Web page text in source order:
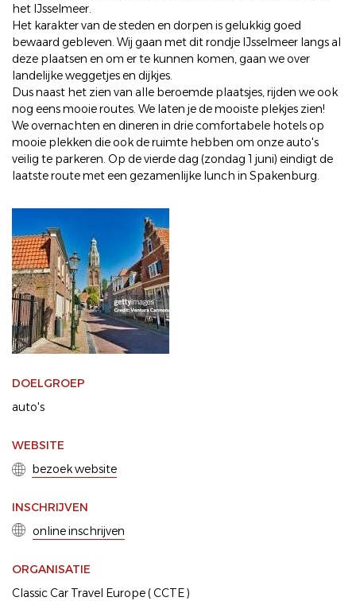
het IJsselmeer.
Het karakter van de steden en dorpen is gelukkig goed
bewaard gebleven. Wij gaan met dit rondje IJsselmeer langs al
deze plaatsen en om er te kunnen komen, gaan we over
landelijke weggetjes en dijkjes.
Dus naast het zien van alle beroemde plaatsjes, rijden we ook
nog eens mooie routes. We laten je de mooiste plekjes zien!
We overnachten en dineren in drie comfortabele hotels op
mooie plekken die ook de ruimte hebben om onze auto's
veilig te parkeren. Op de vierde dag (zondag 1 juni) eindigt de
laatste route met een gezamenlijke lunch in Spakenburg.
DOELGROEP
auto's
WEBSITE
bezoek website
INSCHRIJVEN
online inschrijven
ORGANISATIE
Classic Car Travel Europe ( CCTE )